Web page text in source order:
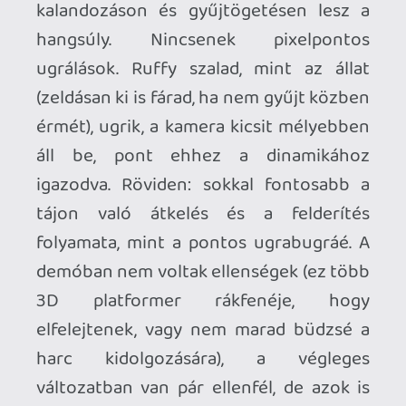
Viszont a „kaotikus-jó” hozzáállás sajnos
a klasszikus gameplay építkezést és az
élmény egészét is egy kicsit csorbítja.
Például a fő narratíva nem jól bontakozik,
és sok a felesleges futkorászás az egyes
Riverside-i szakaszok között. A gameplay
is hamar megmutatja foga fehérjét, mert
a puzzle feladványok javát és a swap
mechanika mögötti gondolkodásmódot
1-2 óra alatt kiismered, igaz, lesznek
elakadós pontok is, ahol a logika pár